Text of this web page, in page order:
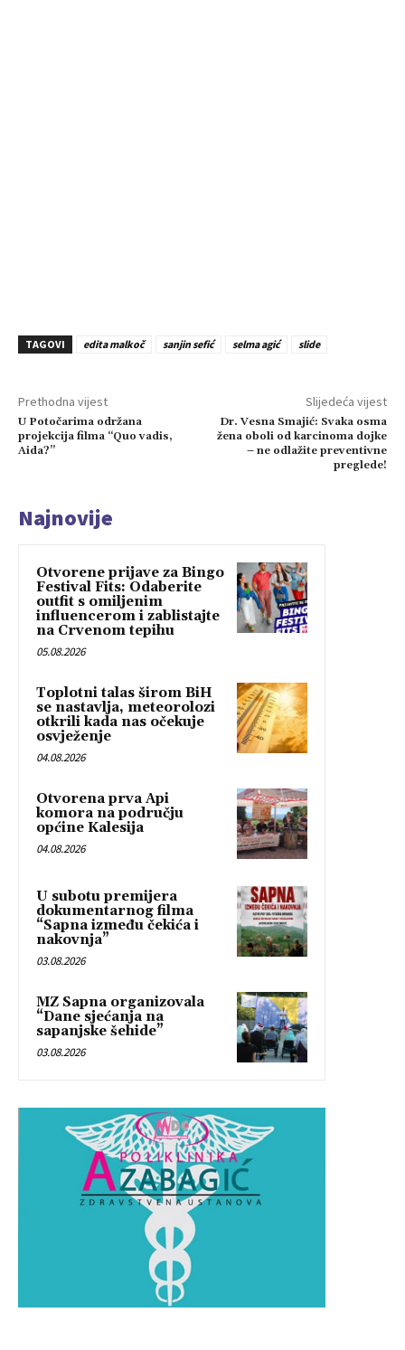
TAGOVI edita malkoč sanjin sefić selma agić slide
Prethodna vijest
U Potočarima održana
projekcija filma “Quo vadis,
Aida?”
Slijedeća vijest
Dr. Vesna Smajić: Svaka osma
žena oboli od karcinoma dojke
– ne odlažite preventivne
preglede!
Najnovije
Otvorene prijave za Bingo
Festival Fits: Odaberite
outfit s omiljenim
influencerom i zablistajte
na Crvenom tepihu
05.08.2026
Toplotni talas širom BiH
se nastavlja, meteorolozi
otkrili kada nas očekuje
osvježenje
04.08.2026
Otvorena prva Api
komora na području
općine Kalesija
04.08.2026
U subotu premijera
dokumentarnog filma
“Sapna između čekića i
nakovnja”
03.08.2026
MZ Sapna organizovala
“Dane sjećanja na
sapanjske šehide”
03.08.2026